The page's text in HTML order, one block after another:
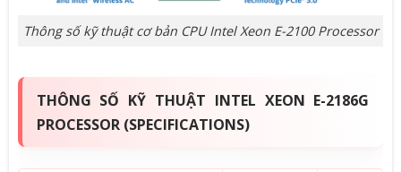
Thông số kỹ thuật cơ bản CPU Intel Xeon E-2100 Processor
THÔNG SỐ KỸ THUẬT INTEL XEON E-2186G
PROCESSOR (SPECIFICATIONS)